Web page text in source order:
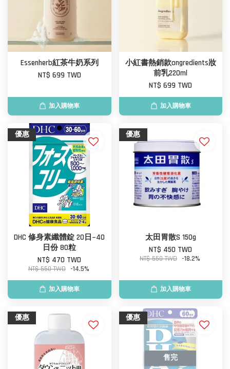
Essenherb紅茶牛奶系列
NT$ 699 TWD
加入購物車
小紅書熱銷款ongredients妝
前乳220ml
NT$ 699 TWD
加入購物車
優惠
DHC 修身素纖體錠 20日~40
日份 80粒
NT$ 470 TWD
NT$ 550 TWD -14.5%
加入購物車
優惠
太田胃散S 150g
NT$ 450 TWD
NT$ 550 TWD -18.2%
加入購物車
優惠 優惠
售完